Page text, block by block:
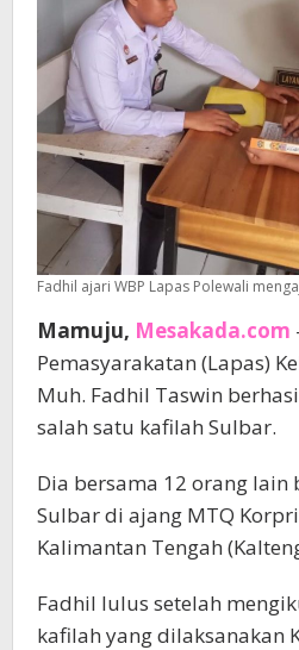
Fadhil ajari WBP Lapas Polewali
Mamuju, Mesakada.com
Pemasyarakatan (Lapas)
Muh. Fadhil Taswin
salah satu kafilah Sulbar.
Dia bersama 12 orang lain
Sulbar di ajang MTQ
Kalimantan Tengah
Fadhil lulus setelah
kafilah yang dilaksanakan